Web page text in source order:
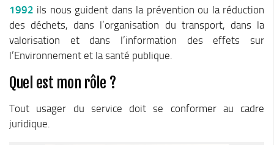
Certificats d’Economie d’Energie (CEE)
Logement
Eau & Assainissement
1992 ils nous guident dans la prévention ou la réduction
des déchets, dans l’organisation du transport, dans la
valorisation et dans l’information des effets sur
l’Environnement et la santé publique.
Quel est mon rôle ?
Tout usager du service doit se conformer au cadre
juridique.